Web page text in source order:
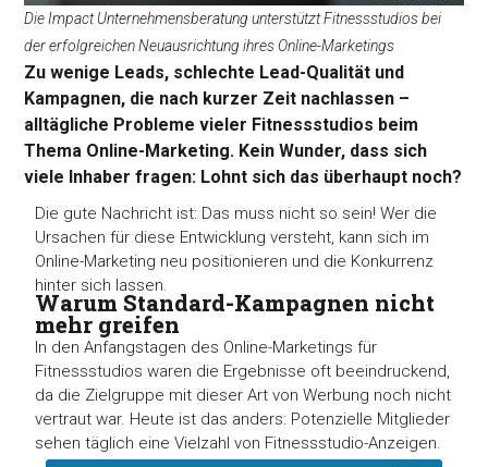
Die Impact Unternehmensberatung unterstützt Fitnessstudios bei
der erfolgreichen Neuausrichtung ihres Online-Marketings
Zu wenige Leads, schlechte Lead-Qualität und
Kampagnen, die nach kurzer Zeit nachlassen –
alltägliche Probleme vieler Fitnessstudios beim
Thema Online-Marketing. Kein Wunder, dass sich
viele Inhaber fragen: Lohnt sich das überhaupt noch?
Die gute Nachricht ist: Das muss nicht so sein! Wer die
Ursachen für diese Entwicklung versteht, kann sich im
Online-Marketing neu positionieren und die Konkurrenz
hinter sich lassen.
Warum Standard-Kampagnen nicht
mehr greifen
In den Anfangstagen des Online-Marketings für
Fitnessstudios waren die Ergebnisse oft beeindruckend,
da die Zielgruppe mit dieser Art von Werbung noch nicht
vertraut war. Heute ist das anders: Potenzielle Mitglieder
sehen täglich eine Vielzahl von Fitnessstudio-Anzeigen.